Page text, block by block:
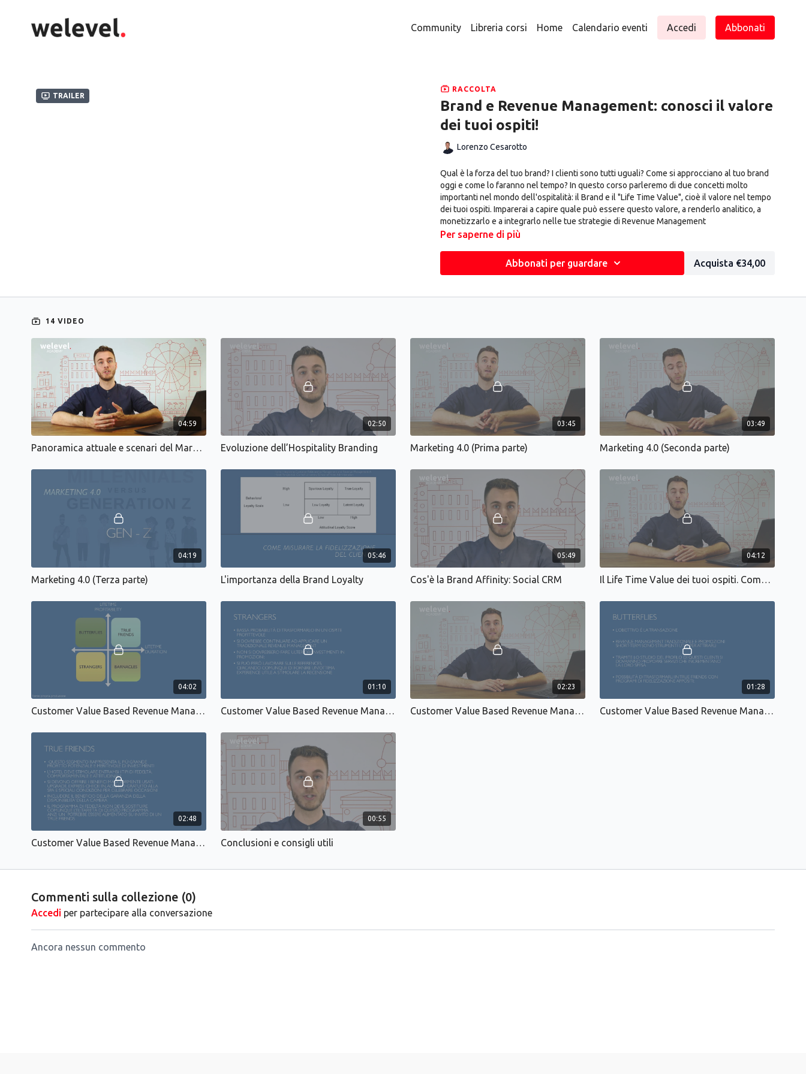
Community Libreria corsi Home Calendario eventi Accedi Abbonati
Trailer
RACCOLTA
Brand e Revenue Management: conosci il valore
dei tuoi ospiti!
Lorenzo Cesarotto
Qual è la forza del tuo brand? I clienti sono tutti uguali? Come si approcciano al tuo brand
oggi e come lo faranno nel tempo? In questo corso parleremo di due concetti molto
importanti nel mondo dell'ospitalità: il Brand e il "Life Time Value", cioè il valore nel tempo
dei tuoi ospiti. Imparerai a capire quale può essere questo valore, a renderlo analitico, a
monetizzarlo e a integrarlo nelle tue strategie di Revenue Management
Per saperne di più
Abbonati per guardare Acquista €34,00
14 VIDEO
04:59
Panoramica attuale e scenari del Marketing 4.0
02:50
Evoluzione dell’Hospitality Branding
03:45
Marketing 4.0 (Prima parte)
03:49
Marketing 4.0 (Seconda parte)
04:19
Marketing 4.0 (Terza parte)
05:46
L'importanza della Brand Loyalty
05:49
Cos'è la Brand Affinity: Social CRM
04:12
Il Life Time Value dei tuoi ospiti. Come riconoscere il loro valore nel tempo
04:02
Customer Value Based Revenue Management: definizione
01:10
Customer Value Based Revenue Management: Strangers
02:23
Customer Value Based Revenue Management: Barnacles
01:28
Customer Value Based Revenue Management: Butterflies
02:48
Customer Value Based Revenue Management: True Friends
00:55
Conclusioni e consigli utili
Commenti sulla collezione (0)
Accedi per partecipare alla conversazione
Ancora nessun commento